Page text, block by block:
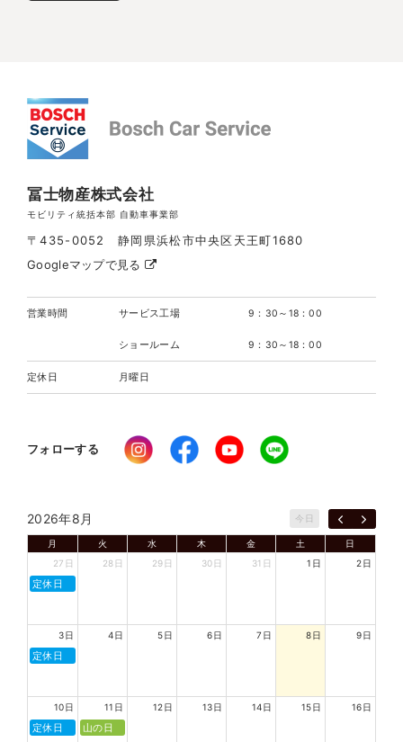
冨士物産株式会社
モビリティ統括本部 自動車事業部
〒435-0052 静岡県浜松市中央区天王町1680
Googleマップで見る
営業時間 サービス工場 9：30～18：00
ショールーム 9：30～18：00
定休日 月曜日
フォローする
2026年8月 今日
月 火 水 木 金 土
日
27日
定休日
28日 29日 30日 31日 1日 2日
3日
定休日
4日 5日 6日 7日 8日 9日
10日
定休日
11日
山の日
12日 13日 14日 15日 16日